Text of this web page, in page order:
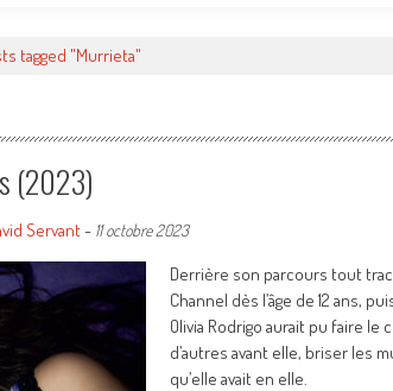
tagged "Murrieta"
(2023)
Servant- 11 octobre 2023
Derrière son parcours tout
Channel dès l’âge de 12 ans,
Olivia Rodrigo aurait pu faire le
d’autres avant elle, briser les
qu’elle avait en elle.